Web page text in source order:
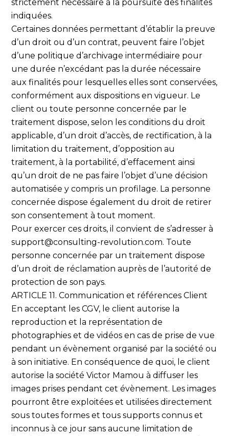
strictement nécessaire à la poursuite des finalités
indiquées.
Certaines données permettant d’établir la preuve
d’un droit ou d’un contrat, peuvent faire l’objet
d’une politique d’archivage intermédiaire pour
une durée n’excédant pas la durée nécessaire
aux finalités pour lesquelles elles sont conservées,
conformément aux dispositions en vigueur. Le
client ou toute personne concernée par le
traitement dispose, selon les conditions du droit
applicable, d’un droit d’accès, de rectification, à la
limitation du traitement, d’opposition au
traitement, à la portabilité, d’effacement ainsi
qu’un droit de ne pas faire l’objet d’une décision
automatisée y compris un profilage. La personne
concernée dispose également du droit de retirer
son consentement à tout moment.
Pour exercer ces droits, il convient de s’adresser à
support@consulting-revolution.com. Toute
personne concernée par un traitement dispose
d’un droit de réclamation auprès de l’autorité de
protection de son pays.
ARTICLE 11. Communication et références Client
En acceptant les CGV, le client autorise la
reproduction et la représentation de
photographies et de vidéos en cas de prise de vue
pendant un évènement organisé par la société ou
à son initiative. En conséquence de quoi, le client
autorise la société Victor Mamou à diffuser les
images prises pendant cet évènement. Les images
pourront être exploitées et utilisées directement
sous toutes formes et tous supports connus et
inconnus à ce jour sans aucune limitation de